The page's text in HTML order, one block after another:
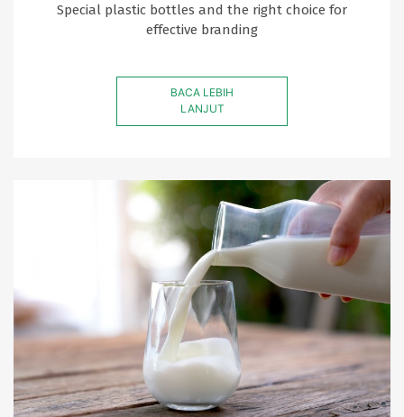
Special plastic bottles and the right choice for
effective branding
BACA LEBIH
LANJUT